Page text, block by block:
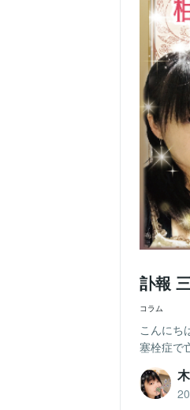
訃報
コラム
こんにち
塞栓症で